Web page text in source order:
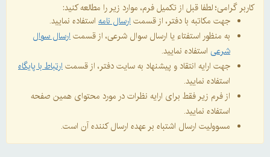
کاربر گرامی؛ لطفا قبل از تکمیل فرم، موارد زیر را مطالعه کنید:
جهت مکاتبه با دفتر، از قسمتارسال نامه استفاده نمایید.
به منظور استفتاء یا ارسال سوال شرعی، از قسمتارسال سوال
شرعی استفاده نمایید.
جهت ارایه انتقاد و پیشنهاد به سایت دفتر، از قسمتارتباط با پایگاه
استفاده نمایید.
از فرم زیر فقط برای ارایه نظرات در مورد محتوای همین صفحه
استفاده نمایید.
مسوولیت ارسال اشتباه بر عهده ارسال کننده آن است.